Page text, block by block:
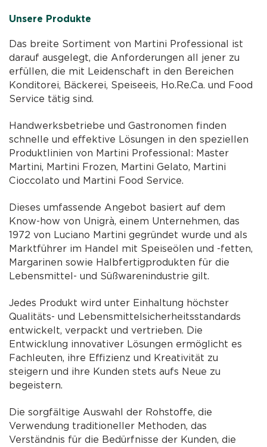
Unsere Produkte
Das breite Sortiment von Martini Professional ist
darauf ausgelegt, die Anforderungen all jener zu
erfüllen, die mit Leidenschaft in den Bereichen
Konditorei, Bäckerei, Speiseeis, Ho.Re.Ca. und Food
Service tätig sind.
Handwerksbetriebe und Gastronomen finden
schnelle und effektive Lösungen in den speziellen
Produktlinien von Martini Professional: Master
Martini, Martini Frozen, Martini Gelato, Martini
Cioccolato und Martini Food Service.
Dieses umfassende Angebot basiert auf dem
Know-how von Unigrà, einem Unternehmen, das
1972 von Luciano Martini gegründet wurde und als
Marktführer im Handel mit Speiseölen und -fetten,
Margarinen sowie Halbfertigprodukten für die
Lebensmittel- und Süßwarenindustrie gilt.
Jedes Produkt wird unter Einhaltung höchster
Qualitäts- und Lebensmittelsicherheitsstandards
entwickelt, verpackt und vertrieben. Die
Entwicklung innovativer Lösungen ermöglicht es
Fachleuten, ihre Effizienz und Kreativität zu
steigern und ihre Kunden stets aufs Neue zu
begeistern.
Die sorgfältige Auswahl der Rohstoffe, die
Verwendung traditioneller Methoden, das
Verständnis für die Bedürfnisse der Kunden, die